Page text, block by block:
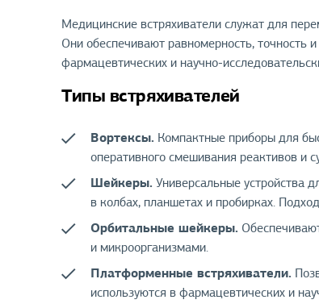
Медицинские встряхиватели служат для
Они обеспечивают равномерность, точность
фармацевтических и научно-
Типы встряхивателей
Вортексы. Компактные приборы для
оперативного смешивания реактивов и
Шейкеры. Универсальные устройства
в колбах, планшетах и пробирках.
Орбитальные шейкеры.
и микроорганизмами.
Платформенные встряхиватели.
используются в фармацевтических и